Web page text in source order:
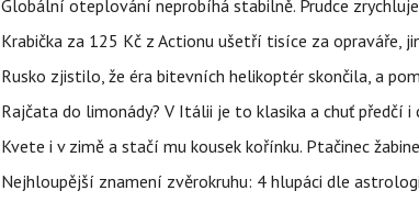
Globální oteplování neprobíhá stabilně. Prudce
Krabička za 125 Kč z Actionu ušetří tisíce za opraváře,
Rusko zjistilo, že éra bitevních helikoptér skončila, a
Rajčata do limonády? V Itálii je to klasika a chuť předčí
Kvete i v zimě a stačí mu kousek kořínku. Ptačinec
Nejhloupější znamení zvěrokruhu: 4 hlupáci dle